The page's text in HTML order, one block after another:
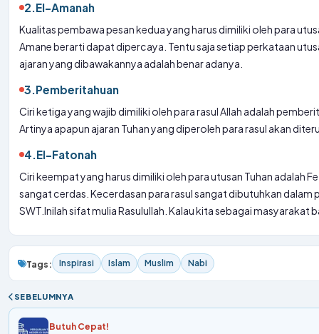
2.El-Amanah
Kualitas pembawa pesan kedua yang harus dimiliki oleh para
Amane berarti dapat dipercaya. Tentu saja setiap perkataan
ajaran yang dibawakannya adalah benar adanya.
3.Pemberitahuan
Ciri ketiga yang wajib dimiliki oleh para rasul Allah adalah
Artinya apapun ajaran Tuhan yang diperoleh para rasul akan
4.El-Fatonah
Ciri keempat yang harus dimiliki oleh para utusan Tuhan adalah
sangat cerdas. Kecerdasan para rasul sangat dibutuhkan dalam
SWT. Inilah sifat mulia Rasulullah. Kalau kita sebagai masyarakat
Tags: Inspirasi Islam Muslim Nabi
SEBELUMNYA
Butuh Cepat!